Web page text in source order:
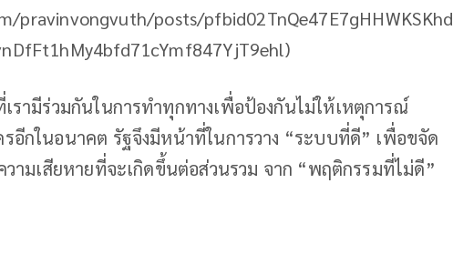
pravinvongvuth/posts/pfbid02TnQe47E7gHHWKSKhd
รามีร่วมกันในการทำทุกทางเพื่อป้องกันไม่ให้เหตุการณ์
อีกในอนาคต รัฐจึงมีหน้าที่ในการวาง “ระบบที่ดี” เพื่อขจัด
วามเสียหายที่จะเกิดขึ้นต่อส่วนรวม จาก “พฤติกรรมที่ไม่ดี”